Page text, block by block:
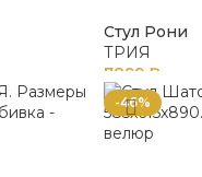
Стул Рони
ТРИЯ
7899 ₽
-46%